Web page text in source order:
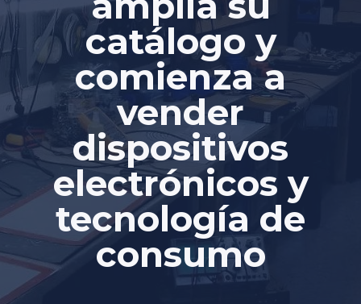
catálogo y
comienza a
vender
dispositivos
electrónicos y
tecnología de
consumo